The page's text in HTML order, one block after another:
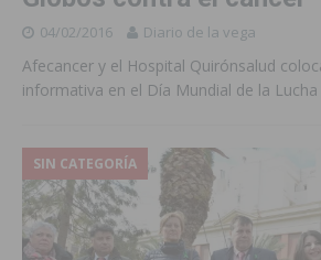
04/02/2016 Diario de la vega
Afecancer y el Hospital Quirónsalud
informativa en el Día Mundial de la
SIN CATEGORÍA